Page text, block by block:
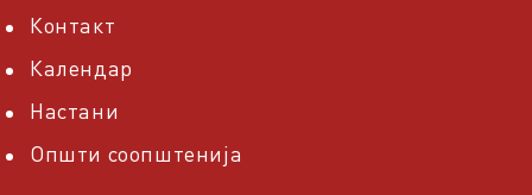
Контакт
Календар
Настани
Општи соопштенија